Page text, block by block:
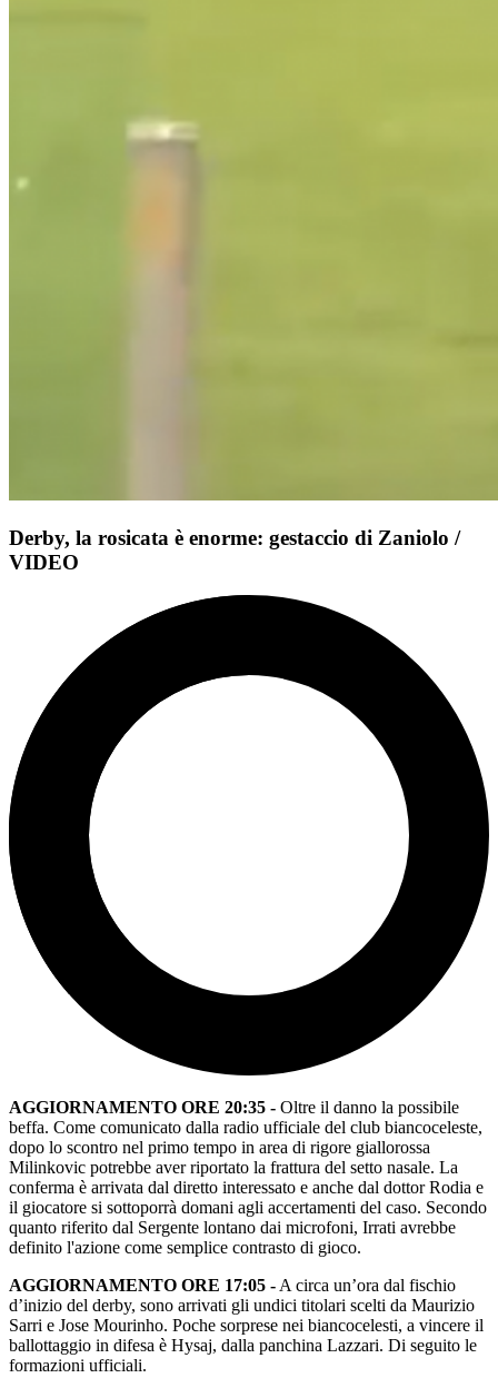
Derby, la rosicata è enorme: gestaccio di Zaniolo /
VIDEO
AGGIORNAMENTO ORE 20:35 - Oltre il danno la possibile
beffa. Come comunicato dalla radio ufficiale del club biancoceleste,
dopo lo scontro nel primo tempo in area di rigore giallorossa
Milinkovic potrebbe aver riportato la frattura del setto nasale. La
conferma è arrivata dal diretto interessato e anche dal dottor Rodia e
il giocatore si sottoporrà domani agli accertamenti del caso. Secondo
quanto riferito dal Sergente lontano dai microfoni, Irrati avrebbe
definito l'azione come semplice contrasto di gioco.
AGGIORNAMENTO ORE 17:05 - A circa un’ora dal fischio
d’inizio del derby, sono arrivati gli undici titolari scelti da Maurizio
Sarri e Jose Mourinho. Poche sorprese nei biancocelesti, a vincere il
ballottaggio in difesa è Hysaj, dalla panchina Lazzari. Di seguito le
formazioni ufficiali.